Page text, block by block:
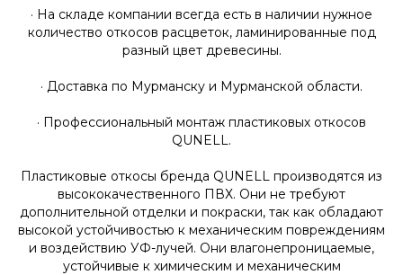
· На складе компании всегда есть в наличии нужное
количество откосов расцветок, ламинированные под
разный цвет древесины.
· Доставка по Мурманску и Мурманской области.
· Профессиональный монтаж пластиковых откосов
QUNELL.
Пластиковые откосы бренда QUNELL производятся из
высококачественного ПВХ. Они не требуют
дополнительной отделки и покраски, так как обладают
высокой устойчивостью к механическим повреждениям
и воздействию УФ-лучей. Они влагонепроницаемые,
устойчивые к химическим и механическим